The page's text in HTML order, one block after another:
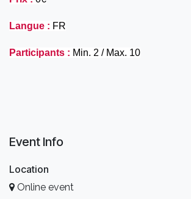
Langue : FR
Participants : Min. 2 / Max. 10
Event Info
Location
Online event